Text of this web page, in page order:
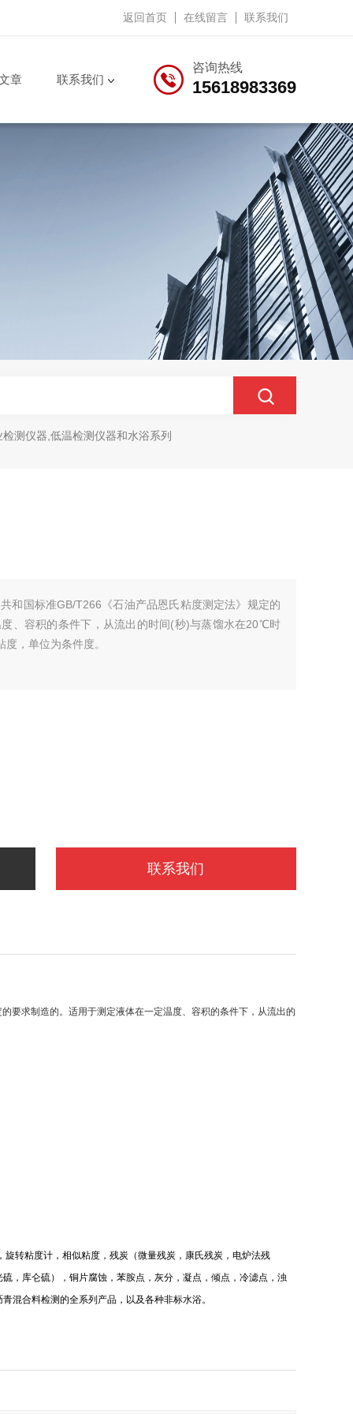
返回首页 在线留言 联系我们
咨询热线
15618983369
章 联系我们
测仪器,低温检测仪器和水浴系列
和国标准GB/T266《石油产品恩氏粘度测定法》规定的
、容积的条件下，从流出的时间(秒)与蒸馏水在20℃时
，单位为条件度。
联系我们
要求制造的。适用于测定液体在一定温度、容积的条件下，从流出的
转粘度计，相似粘度，残炭（微量残炭，康氏残炭，电炉法残
，库仑硫），铜片腐蚀，苯胺点，灰分，凝点，倾点，冷滤点，浊
混合料检测的全系列产品，以及各种非标水浴。